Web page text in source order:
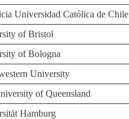
Universidad Católica de Chile
of Bristol
of Bologna
University
of Queensland
Hamburg